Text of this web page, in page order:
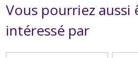
Vous pourriez aussi
intéressé par